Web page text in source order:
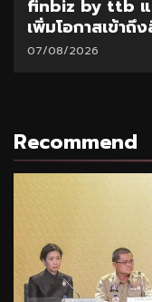
finbiz by ttb แ
เพิ่มโอกาสเข้าถึ
07/08/2026
Recommend